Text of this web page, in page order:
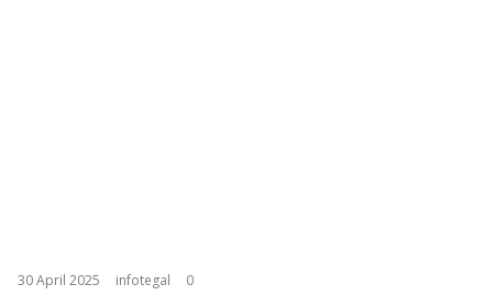
30 April 2025 infotegal 0